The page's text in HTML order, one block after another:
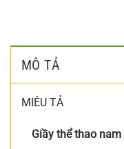
MÔ TẢ
MIÊU TẢ
Giầy thể thao